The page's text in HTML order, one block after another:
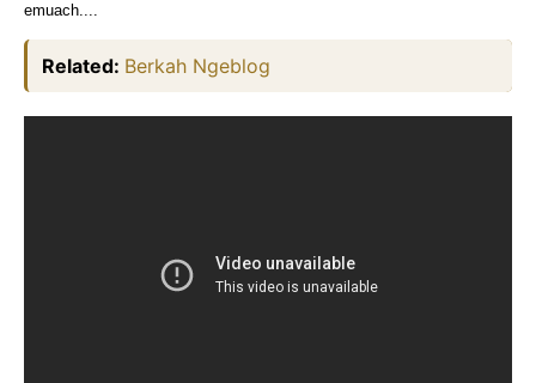
emuach....
Related: Berkah Ngeblog